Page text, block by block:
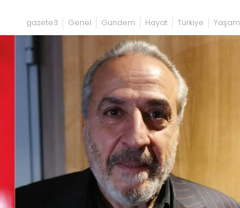
gazete3 Genel Gündem Hayat Türkiye Yaşam